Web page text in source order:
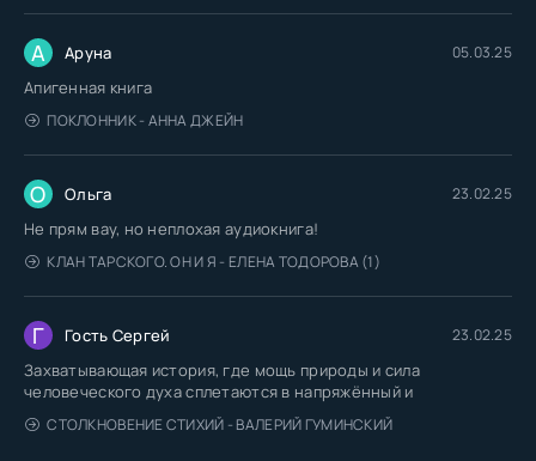
А Аруна 05.03.25
Апигенная книга
ПОКЛОННИК - АННА ДЖЕЙН
О Ольга 23.02.25
Не прям вау, но неплохая аудиокнига!
КЛАН ТАРСКОГО. ОН И Я - ЕЛЕНА ТОДОРОВА (1)
Г Гость Сергей 23.02.25
Захватывающая история, где мощь природы и сила
человеческого духа сплетаются в напряжённый и
СТОЛКНОВЕНИЕ СТИХИЙ - ВАЛЕРИЙ ГУМИНСКИЙ